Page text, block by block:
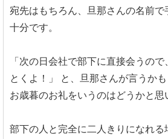
宛先はもちろん、旦那さんの名前
十分です。
「次の日会社で部下に直接会うの
とくよ！」
と、旦那さんが言うか
お歳暮のお礼をいうのはどうかと思
部下の人と完全に二人きりになれ